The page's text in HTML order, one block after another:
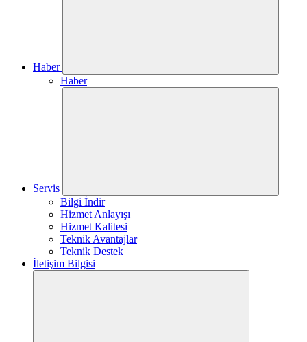
Haber
Haber
Servis
Bilgi İndir
Hizmet Anlayışı
Hizmet Kalitesi
Teknik Avantajlar
Teknik Destek
İletişim Bilgisi